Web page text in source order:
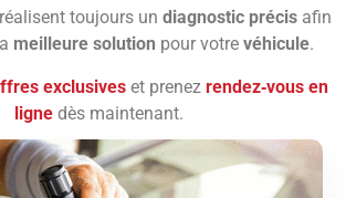
réalisent toujours un diagnostic précis afin
meilleure solution pour votre véhicule.
exclusiveset prenez rendez‑vous en
lignedès maintenant.